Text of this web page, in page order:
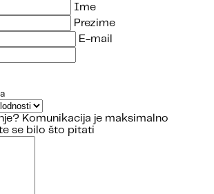
Ime
Prezime
E-mail
Komunikacija je maksimalno
se bilo što pitati